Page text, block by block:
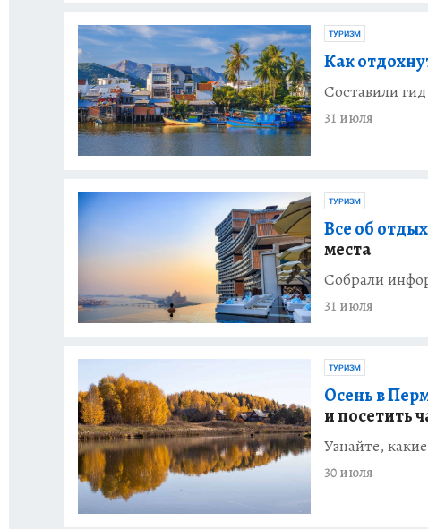
ТУРИЗМ
Как
Составили
31 июля
ТУРИЗМ
Все об
места
Собрали
31 июля
ТУРИЗМ
Осень в
и посетить
Узнайте,
30 июля